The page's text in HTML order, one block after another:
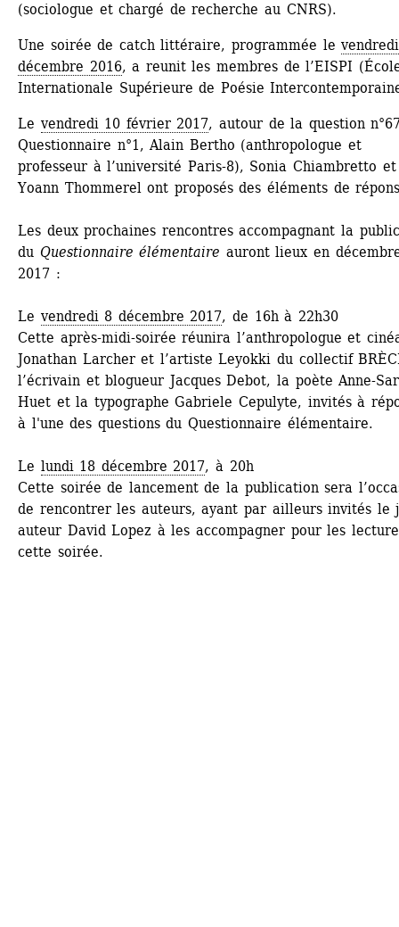
(sociologue et chargé de recherche au CNRS).
Une soirée de catch littéraire, programmée le
décembre 2016, a reunit les membres de l’EISPI
Internationale Supérieure de Poésie
Le vendredi 10 février 2017, autour de la question
Questionnaire n°1, Alain Bertho (anthropologue et
professeur à l’université Paris-8), Sonia Chiambretto et
Yoann Thommerel ont proposés des éléments de
Les deux prochaines rencontres accompagnant la
du Questionnaire élémentaire auront lieux en
2017 :
Le vendredi 8 décembre 2017, de 16h à 22h30
Cette après-midi-soirée réunira l’anthropologue et
Jonathan Larcher et l’artiste Leyokki du collectif
l’écrivain et blogueur Jacques Debot, la poète Anne-
Huet et la typographe Gabriele Cepulyte, invités à
à l'une des questions du Questionnaire élémentaire.
Le lundi 18 décembre 2017, à 20h
Cette soirée de lancement de la publication sera
de rencontrer les auteurs, ayant par ailleurs invités le
auteur David Lopez à les accompagner pour les
cette soirée.